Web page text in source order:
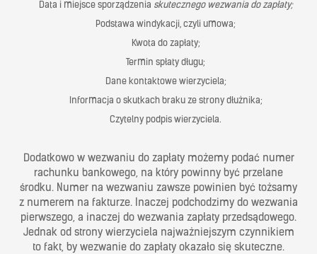
Data i miejsce sporządzenia skutecznego wezwania do zapłaty;
Podstawa windykacji, czyli umowa;
Kwota do zapłaty;
Termin spłaty długu;
Dane kontaktowe wierzyciela;
Informacja o skutkach braku ze strony dłużnika;
Czytelny podpis wierzyciela.
Dodatkowo w wezwaniu do zapłaty możemy podać numer
rachunku bankowego, na który powinny być przelane
środku. Numer na wezwaniu zawsze powinien być tożsamy
z numerem na fakturze. Inaczej podchodzimy do wezwania
pierwszego, a inaczej do wezwania zapłaty przedsądowego.
Jednak od strony wierzyciela najważniejszym czynnikiem
to fakt, by wezwanie do zapłaty okazało się skuteczne.